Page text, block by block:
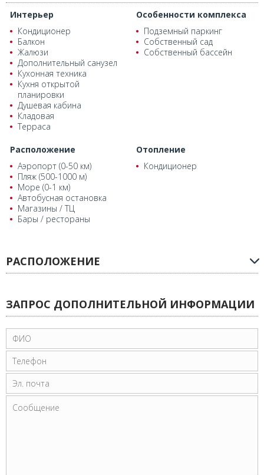
Интерьер
Кондиционер
Балкон
Жалюзи
Дополнительный санузел
Кухонная техника
Кухня открытой
планировки
Душевая кабина
Кладовая
Терраса
Особенности комплекса
Подземный паркинг
Собственный сад
Собственный бассейн
Расположение
Аэропорт (0-50 км)
Пляж (500-1000 м)
Море (0-1 км)
Автобусная остановка
Магазины / ТЦ
Бары / рестораны
Отопление
Кондиционер
РАСПОЛОЖЕНИЕ
ЗАПРОС ДОПОЛНИТЕЛЬНОЙ ИНФОРМАЦИИ